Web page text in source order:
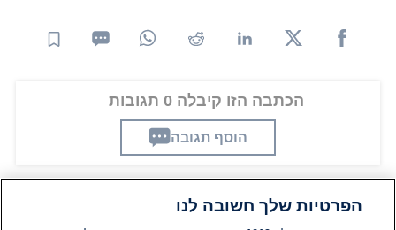
הכתבה הזו קיבלה 0 תגובות
הוסף תגובה
תגובות
הפרטיות שלך חשובה לנו